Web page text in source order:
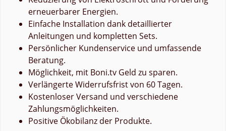
erneuerbarer Energien.
Einfache Installation dank detaillierter
Anleitungen und kompletten Sets.
Persönlicher Kundenservice und umfassende
Beratung.
Möglichkeit, mit Boni.tv Geld zu sparen.
Verlängerte Widerrufsfrist von 60 Tagen.
Kostenloser Versand und verschiedene
Zahlungsmöglichkeiten.
Positive Ökobilanz der Produkte.